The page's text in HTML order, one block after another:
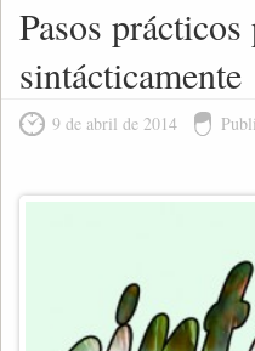
Pasos
sintácticamente
9 de abril de 2014